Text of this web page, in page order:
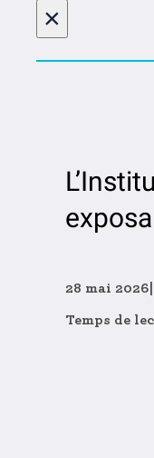
×
28 mai 2026
Temps de